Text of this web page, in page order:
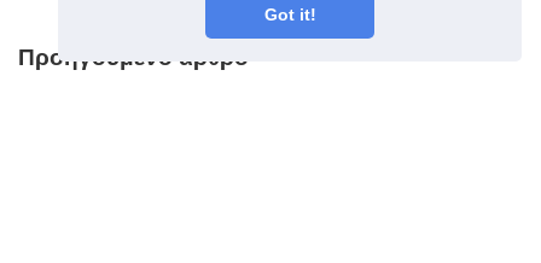
Got it!
Προηγούμενο άρθρο